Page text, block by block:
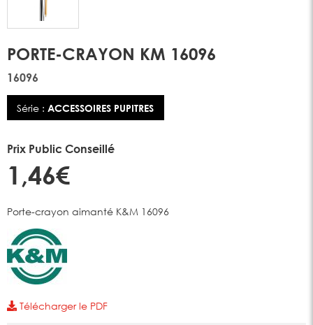
PORTE-CRAYON KM 16096
16096
Série :ACCESSOIRES PUPITRES
Prix Public Conseillé
1,46€
Porte-crayon aimanté K&M 16096
Télécharger le PDF